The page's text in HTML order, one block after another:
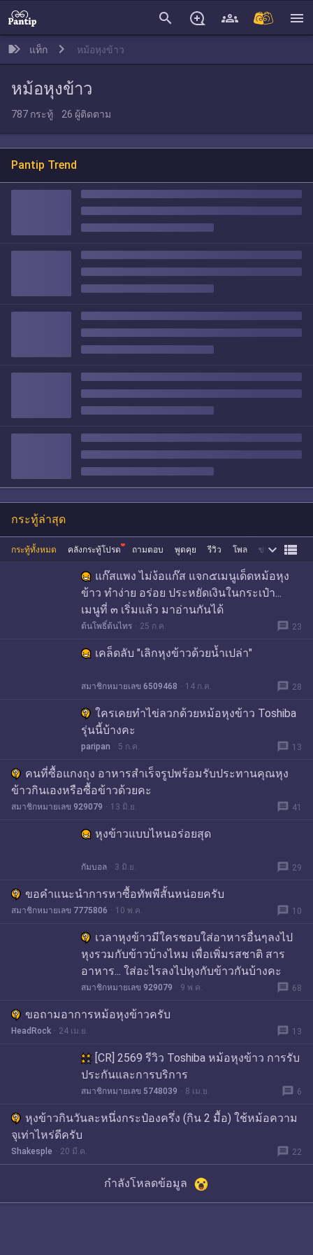
search menu
แท็ก หม้อหุงข้าว
หม้อหุงข้าว
787 กระทู้ 26 ผู้ติดตาม
Pantip Trend
กระทู้ล่าสุด
กระทู้ทั้งหมด คลังกระทู้โปรด ถามตอบ พูดคุย รีวิว โพล ข่าว ซื้อขาย
 
แก๊สแพง ไม่ง้อแก๊ส แจก๕เมนูเด็ดหม้อหุง
ข้าว ทำง่าย อร่อย ประหยัดเงินในกระเป๋า...
เมนูที่ ๓ เริ่มแล้ว มาอ่านกันได้
ต้นโพธิ์ต้นไทร 25 ก.ค. message 23
เคล็ดลับ "เลิกหุงข้าวด้วยน้ำเปล่า"
สมาชิกหมายเลข 6509468 14 ก.ค. message 28
ใครเคยทำไข่ลวกด้วยหม้อหุงข้าว Toshiba
รุ่นนี้บ้างคะ
paripan 5 ก.ค. message 13
คนที่ซื้อแกงถุง อาหารสำเร็จรูปพร้อมรับประทานคุณหุง
ข้าวกินเองหรือซื้อข้าวด้วยคะ
สมาชิกหมายเลข 929079 13 มิ.ย. message 41
หุงข้าวแบบไหนอร่อยสุด
กัมบอล 3 มิ.ย. message 29
ขอคำแนะนำการหาซื้อทัพพีสั้นหน่อยครับ
สมาชิกหมายเลข 7775806 10 พ.ค. message 10
เวลาหุงข้าวมีใครชอบใส่อาหารอื่นๆลงไป
หุงรวมกับข้าวบ้างไหม เพื่อเพิ่มรสชาติ สาร
อาหาร... ใส่อะไรลงไปหุงกับข้าวกันบ้างคะ
สมาชิกหมายเลข 929079 9 พ.ค. message 68
ขอถามอาการหม้อหุงข้าวครับ
HeadRock 24 เม.ย. message 13
[CR] 2569 รีวิว Toshiba หม้อหุงข้าว การรับ
ประกันและการบริการ
สมาชิกหมายเลข 5748039 8 เม.ย. message 6
หุงข้าวกินวันละหนึ่งกระป๋องครึ่ง (กิน 2 มื้อ) ใช้หม้อความ
จุเท่าไหร่ดีครับ
Shakesple 20 มี.ค. message 22
กำลังโหลดข้อมูล